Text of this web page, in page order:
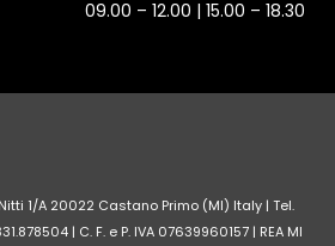
09.00 – 12.00 | 15.00 – 18.30
1/A 20022 Castano Primo (MI) Italy | Tel.
| C. F. e P. IVA 07639960157 | REA MI